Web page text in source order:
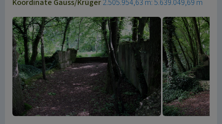
Koordinate Gauss/Krüger2.505.954,63 m: 5.639.049,69 m